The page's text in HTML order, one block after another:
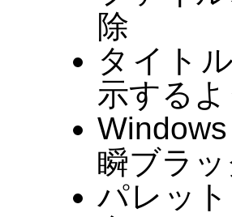
除
タイト
示する
瞬ブラ
パレッ